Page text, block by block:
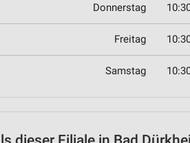
Donnerstag
Freitag
Samstag